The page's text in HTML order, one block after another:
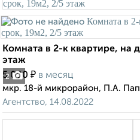
2
Комната в 2-к квартире, на
этаж
5 000 ₽ в месяц
мкр. 18-й микрорайон, П.А.
Агентство, 14.08.2022